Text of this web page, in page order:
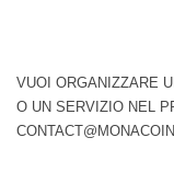
VUOI ORGANIZZARE
O UN SERVIZIO NEL